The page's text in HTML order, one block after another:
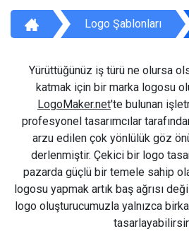
Logo Şablonları
Yürüttüğünüz iş türü ne olursa
katmak için bir marka logosu
LogoMaker.net'te bulunan
profesyonel tasarımcılar
arzu edilen çok yönlülük göz
derlenmiştir. Çekici bir logo
pazarda güçlü bir temele sahip
logosu yapmak artık baş ağrısı
logo oluşturucumuzla yalnızca